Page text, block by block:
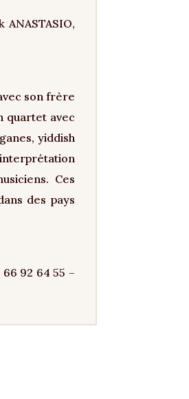
ANASTASIO,
son frère
quartet avec
yiddish
Ces
des pays
92 64 55 –